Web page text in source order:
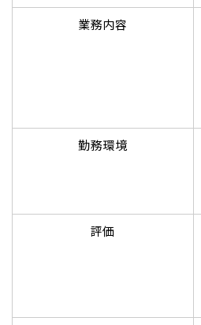
業務内容
勤務環境
評価